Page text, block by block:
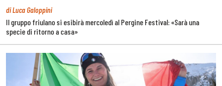
di Luca Galoppini
Il gruppo friulano si esibirà mercoledì al Pergine Festival: «Sarà una
specie di ritorno a casa»